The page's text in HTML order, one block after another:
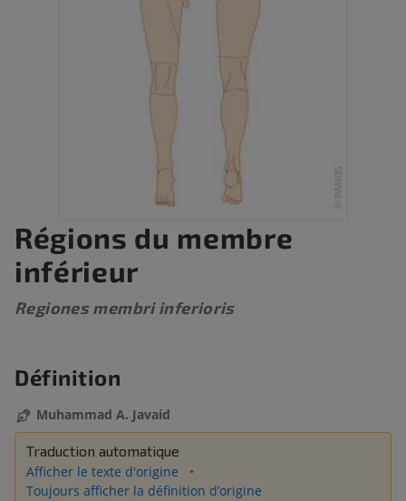
Régions du membre
inférieur
Regiones membri inferioris
Définition
Muhammad A. Javaid
Traduction automatique
Afficher le texte d'origine
Toujours afficher la définition d’origine